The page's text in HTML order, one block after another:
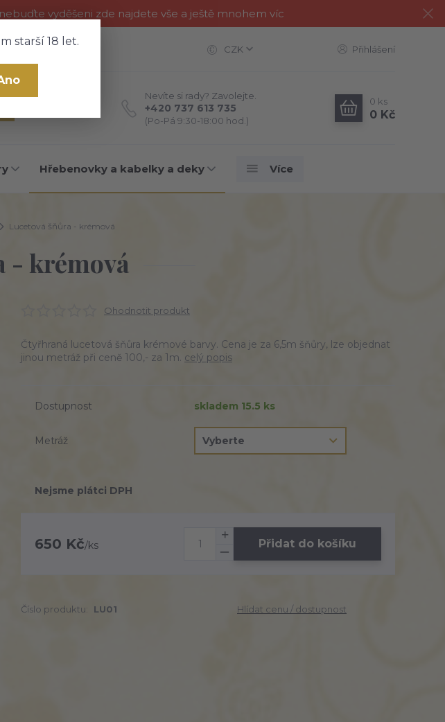
vyděšeni zde najdete vše a ještě mnohem víc
starší 18 let.
CZK Přihlášení
Nevíte si rady? Zavolejte.
+420 737 613 735
(Po-Pá 9:30-18:00 hod.)
0 ks
0 Kč
Hřebenovky a kabelky a deky Více
Lucetová šňůra - krémová
- krémová
Ohodnotit produkt
Čtyřhraná lucetová šňůra krémové barvy. Cena je za 6,5m šňůry, lze objednat
jinou metráž při ceně 100,- za 1m. celý popis
Dostupnost skladem 15.5 ks
Metráž
Nejsme plátci DPH
650 Kč/ks Přidat do košíku
Číslo produktu: LU01 Hlídat cenu / dostupnost